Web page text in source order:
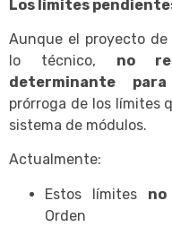
Los límites
Aunque el proyecto
lo técnico, no
determinante
prórroga de los límites
sistema de módulos.
Actualmente:
Estos límites
Orden